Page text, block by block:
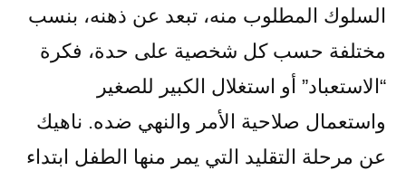
السلوك المطلوب منه، تبعد عن ذهنه، بنسب
مختلفة حسب كل شخصية على حدة، فكرة
“الاستعباد” أو استغلال الكبير للصغير
واستعمال صلاحية الأمر والنهي ضده. ناهيك
عن مرحلة التقليد التي يمر منها الطفل ابتداء